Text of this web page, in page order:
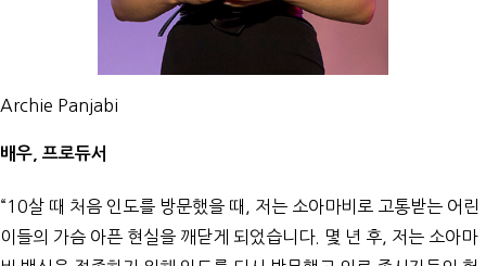
Archie Panjabi
배우, 프로듀서
“10살 때 처음 인도를 방문했을 때, 저는 소아마비로 고통받는 어린
이들의 가슴 아픈 현실을 깨닫게 되었습니다. 몇 년 후, 저는 소아마